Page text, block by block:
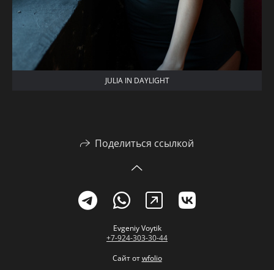
JULIA IN DAYLIGHT
Поделиться ссылкой
Evgeniy Voytik
+7-924-303-30-44
Сайт отwfolio